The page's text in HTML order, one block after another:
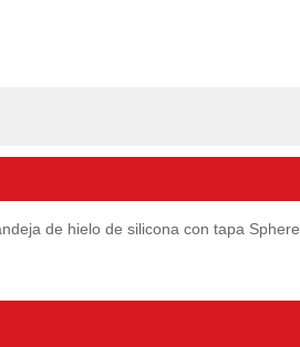
de hielo de silicona con tapa Sphere